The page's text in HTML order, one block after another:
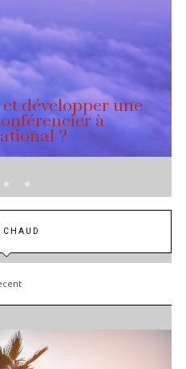
développer une
à
?
CHAUD